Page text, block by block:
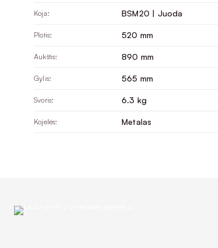
Koja: BSM20 | Juoda
Plotis: 520 mm
Aukštis: 890 mm
Gylis: 565 mm
Svoris: 6.3 kg
Kojelės: Metalas